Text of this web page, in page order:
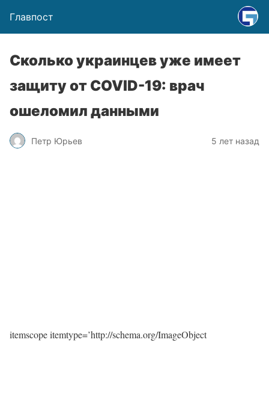
Главпост
Сколько украинцев уже имеет
защиту от COVID-19: врач
ошеломил данными
Петр Юрьев 5 лет назад
itemscope itemtype=’http://schema.org/ImageObject